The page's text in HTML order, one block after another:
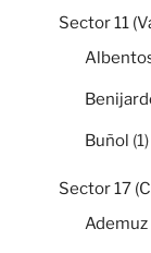
Sector 11
Buñol (1)
Sector 17
Ademuz